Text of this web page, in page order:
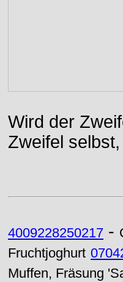
Wird der
Zweifel
4009228250217 -
Fruchtjoghurt
Muffen, Fräsung